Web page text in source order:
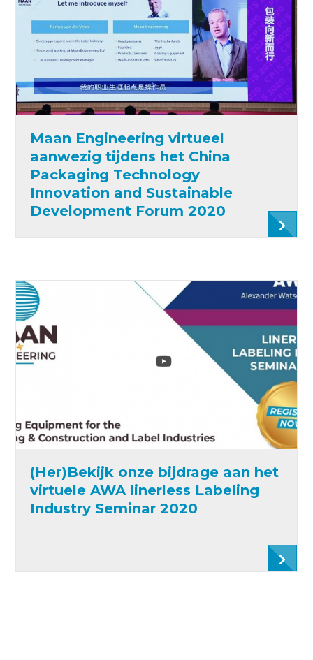
Maan Engineering virtueel
aanwezig tijdens het China
Packaging Technology
Innovation and Sustainable
Development Forum 2020
(Her)Bekijk onze bijdrage aan het
virtuele AWA linerless Labeling
Industry Seminar 2020